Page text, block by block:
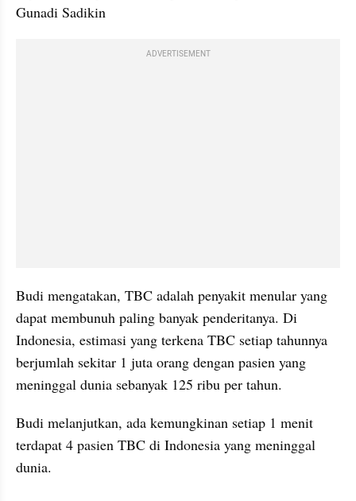
Gunadi Sadikin
ADVERTISEMENT
Budi mengatakan, TBC adalah penyakit menular yang
dapat membunuh paling banyak penderitanya. Di
Indonesia, estimasi yang terkena TBC setiap tahunnya
berjumlah sekitar 1 juta orang dengan pasien yang
meninggal dunia sebanyak 125 ribu per tahun.
Budi melanjutkan, ada kemungkinan setiap 1 menit
terdapat 4 pasien TBC di Indonesia yang meninggal
dunia.